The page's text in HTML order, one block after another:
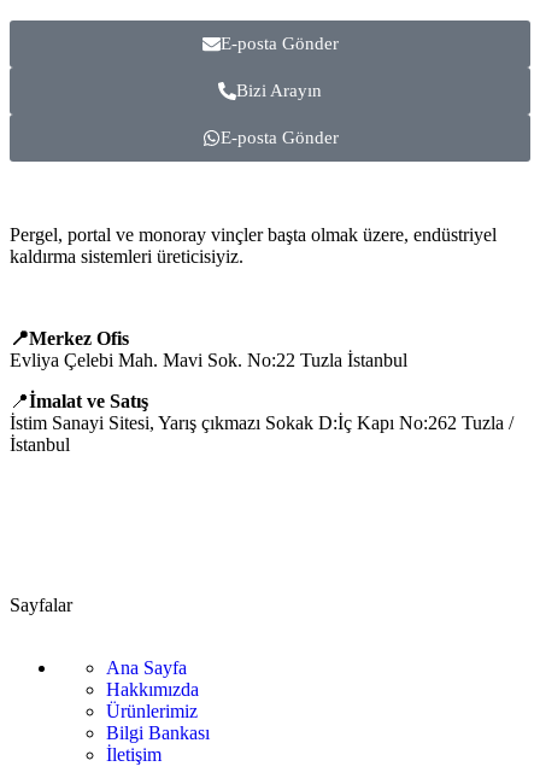
E-posta Gönder
Bizi Arayın
E-posta Gönder
Pergel, portal ve monoray vinçler başta olmak üzere, endüstriyel
kaldırma sistemleri üreticisiyiz.
📍Merkez Ofis
Evliya Çelebi Mah. Mavi Sok. No:22 Tuzla İstanbul
📍İmalat ve Satış
İstim Sanayi Sitesi, Yarış çıkmazı Sokak D:İç Kapı No:262 Tuzla /
İstanbul
Sayfalar
Ana Sayfa
Hakkımızda
Ürünlerimiz
Bilgi Bankası
İletişim